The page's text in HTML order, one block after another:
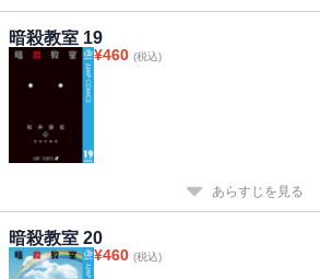
暗殺教室 19
¥460 (税込)
あらすじを見る
暗殺教室 20
¥460 (税込)